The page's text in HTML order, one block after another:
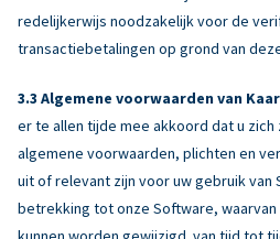
redelijkerwijs noodzakelijk voor de
transactiebetalingen op grond van
Algemene voorwaarden van
er te allen tijde mee akkoord dat u zich
algemene voorwaarden, plichten en
uit of relevant zijn voor uw gebruik
betrekking tot onze Software,